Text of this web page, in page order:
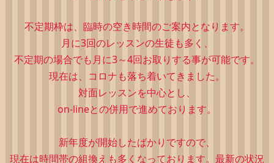
不定期枠は、 臨時の空き時間のご案内となります。
月に3回のレッスンの生徒も多く、
不定期の場合でも月に3～4回お取りする事が可能です。
現在は、コロナも落ち着いてきました。
対面レッスンを中心とし、
on-lineとの併用で進めております。
新年度が開始したばかりですので、
現在は時間帯の組換えも多くなっております。最新の状況